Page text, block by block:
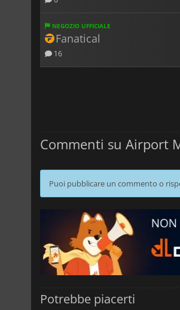
NEGOZIO UFFICIALE
Fanatical
16
Commenti su Airport
Puoi pubblicare un commento o
Potrebbe piacerti